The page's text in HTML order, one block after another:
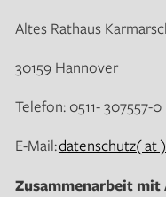
Altes Rathaus
30159 Hannover
Telefon: 0511- 307557-0
E-Mail:datenschutz( at
Zusammenarbeit